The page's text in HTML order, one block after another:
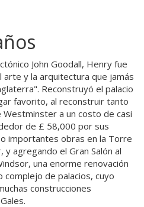
John Goodall, Henry fue
y la arquitectura que jamás
Reconstruyó el palacio
favorito, al reconstruir tanto
Westminster a un costo de casi
de £ 58,000 por sus
importantes obras en la Torre
agregando el Gran Salón al
una enorme renovación
de palacios, cuyo
construcciones